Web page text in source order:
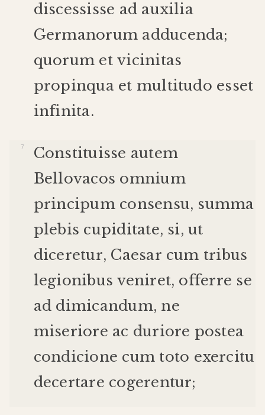
discessisse ad auxilia
Germanorum adducenda;
quorum et vicinitas
propinqua et multitudo esset
infinita.
Constituisse autem
Bellovacos omnium
principum consensu, summa
plebis cupiditate, si,ut
diceretur, Caesar cum tribus
legionibus veniret, offerre se
ad dimicandum, ne
miseriore ac duriore postea
condicione cum toto exercitu
decertare cogerentur;